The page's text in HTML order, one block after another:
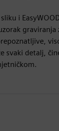
i
graviranja
svaki detalj,